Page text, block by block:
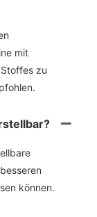
mit
zu
können.